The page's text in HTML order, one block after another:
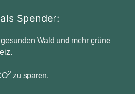
Spender:
Wald und mehr grüne
2 zu sparen.